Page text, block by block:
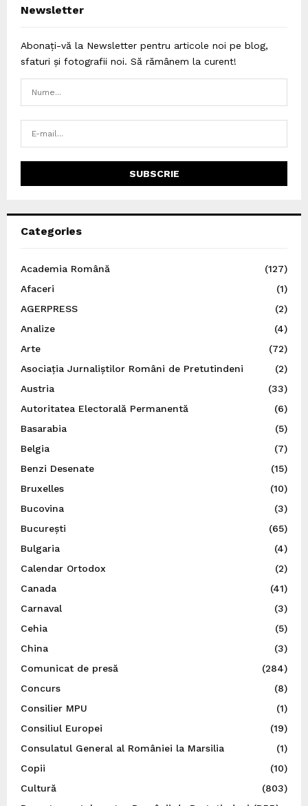
Newsletter
Abonați-vă la Newsletter pentru articole noi pe blog,
sfaturi și fotografii noi. Să rămânem la curent!
Categories
Academia Română
(127)
Afaceri
(1)
AGERPRESS
(2)
Analize
(4)
Arte
(72)
Asociația Jurnaliștilor Români de Pretutindeni
(2)
Austria
(33)
Autoritatea Electorală Permanentă
(6)
Basarabia
(5)
Belgia
(7)
Benzi Desenate
(15)
Bruxelles
(10)
Bucovina
(3)
București
(65)
Bulgaria
(4)
Calendar Ortodox
(2)
Canada
(41)
Carnaval
(3)
Cehia
(5)
China
(3)
Comunicat de presă
(284)
Concurs
(8)
Consilier MPU
(1)
Consiliul Europei
(19)
Consulatul General al României la Marsilia
(1)
Copii
(10)
Cultură
(803)